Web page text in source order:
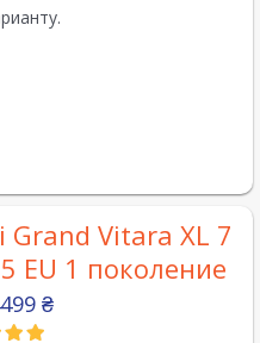
Grand Vitara XL 7
EU 1 поколение
₴